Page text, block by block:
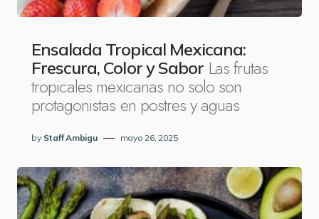
Ensalada Tropical Mexicana:
Frescura, Color y Sabor Las frutas
tropicales mexicanas no solo son
protagonistas en postres y aguas
by Staff Ambigu mayo 26, 2025